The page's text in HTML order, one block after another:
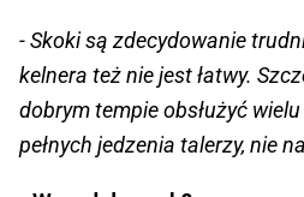
- Skoki są zdecydowanie
kelnera też nie jest łatwy.
dobrym tempie obsłużyć
pełnych jedzenia talerzy, nie